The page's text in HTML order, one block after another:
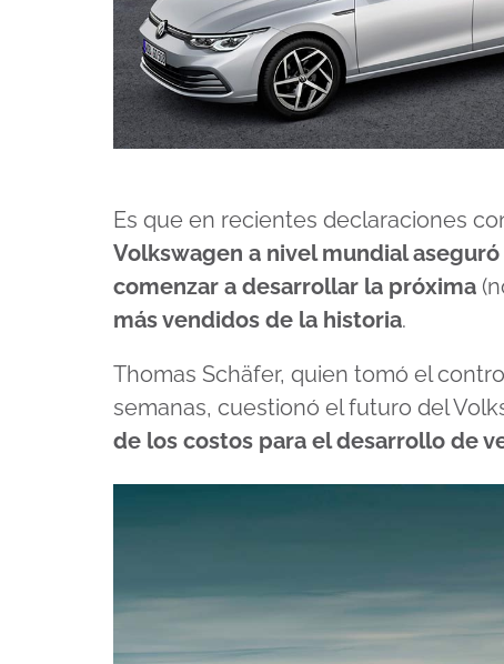
Es que en recientes declaraciones
Volkswagen a nivel mundial
comenzar a desarrollar la próxima
más vendidos de la historia.
Thomas Schäfer, quien tomó el
semanas, cuestionó el futuro del
de los costos para el desarrollo de